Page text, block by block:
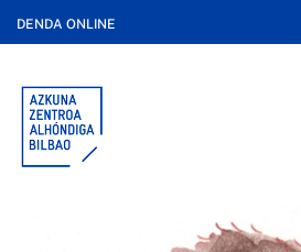
DENDA ONLINE